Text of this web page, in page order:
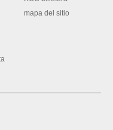
mapa del sitio